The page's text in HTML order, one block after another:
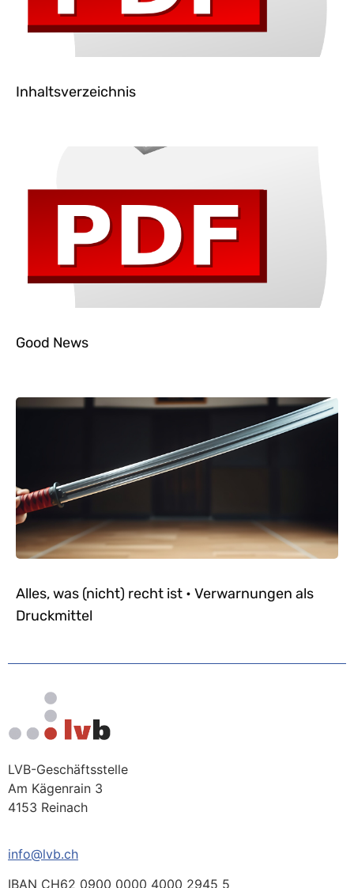
Inhaltsverzeichnis
Good News
Alles, was (nicht) recht ist • Verwarnungen als
Druckmittel
LVB-Geschäftsstelle
Am Kägenrain 3
4153 Reinach
info@lvb.ch
IBAN CH62 0900 0000 4000 2945 5